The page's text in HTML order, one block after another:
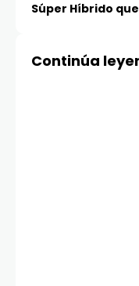
Súper Híbrido que
Continúa